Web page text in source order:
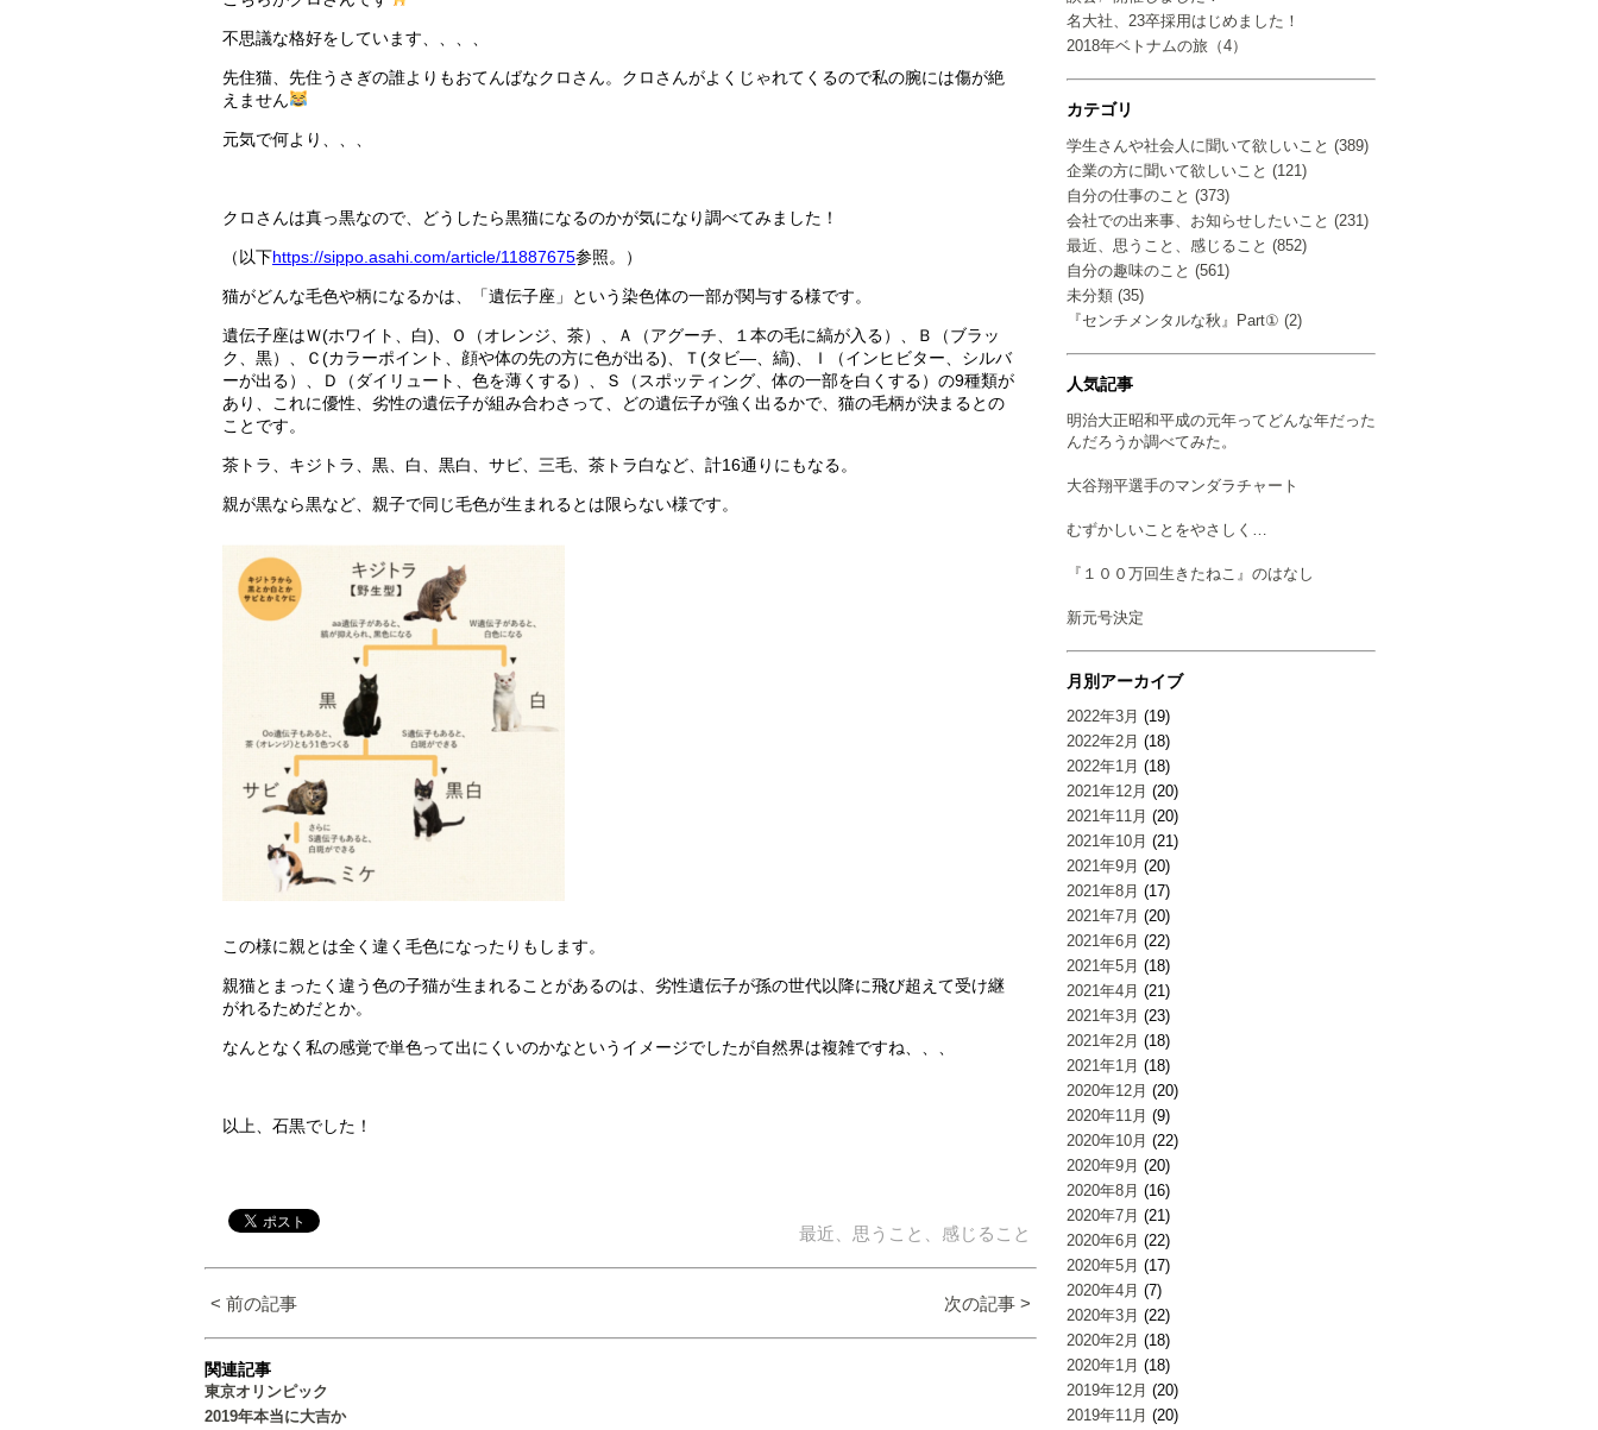
名大社、23卒採用はじめました！
2018年ベトナムの旅（4）
カテゴリ
学生さんや社会人に聞いて欲しいこと (389)
企業の方に聞いて欲しいこと (121)
自分の仕事のこと (373)
会社での出来事、お知らせしたいこと (231)
最近、思うこと、感じること (852)
自分の趣味のこと (561)
未分類 (35)
『センチメンタルな秋』Part① (2)
人気記事
明治大正昭和平成の元年ってどんな年だった
んだろうか調べてみた。
大谷翔平選手のマンダラチャート
むずかしいことをやさしく…
『１００万回生きたねこ』のはなし
新元号決定
月別アーカイブ
2022年3月 (19)
2022年2月 (18)
2022年1月 (18)
2021年12月 (20)
2021年11月 (20)
2021年10月 (21)
2021年9月 (20)
2021年8月 (17)
2021年7月 (20)
2021年6月 (22)
2021年5月 (18)
2021年4月 (21)
2021年3月 (23)
2021年2月 (18)
2021年1月 (18)
2020年12月 (20)
2020年11月 (9)
2020年10月 (22)
2020年9月 (20)
2020年8月 (16)
2020年7月 (21)
2020年6月 (22)
2020年5月 (17)
2020年4月 (7)
2020年3月 (22)
2020年2月 (18)
2020年1月 (18)
2019年12月 (20)
2019年11月 (20)
不思議な格好をしています、、、、
先住猫、先住うさぎの誰よりもおてんばなクロさん。クロさんがよくじゃれてくるので私の腕には傷が絶
えません
元気で何より、、、
クロさんは真っ黒なので、どうしたら黒猫になるのかが気になり調べてみました！
（以下https://sippo.asahi.com/article/11887675参照。）
猫がどんな毛色や柄になるかは、「遺伝子座」という染色体の一部が関与する様です。
遺伝子座はＷ(ホワイト、白)、Ｏ（オレンジ、茶）、Ａ（アグーチ、１本の毛に縞が入る）、Ｂ（ブラッ
ク、黒）、Ｃ(カラーポイント、顔や体の先の方に色が出る)、Ｔ(タビ―、縞)、Ｉ（インヒビター、シルバ
ーが出る）、Ｄ（ダイリュート、色を薄くする）、Ｓ（スポッティング、体の一部を白くする）の9種類が
あり、これに優性、劣性の遺伝子が組み合わさって、どの遺伝子が強く出るかで、猫の毛柄が決まるとの
ことです。
茶トラ、キジトラ、黒、白、黒白、サビ、三毛、茶トラ白など、計16通りにもなる。
親が黒なら黒など、親子で同じ毛色が生まれるとは限らない様です。
この様に親とは全く違く毛色になったりもします。
親猫とまったく違う色の子猫が生まれることがあるのは、劣性遺伝子が孫の世代以降に飛び超えて受け継
がれるためだとか。
なんとなく私の感覚で単色って出にくいのかなというイメージでしたが自然界は複雑ですね、、、
以上、石黒でした！
最近、思うこと、感じること
< 前の記事 次の記事 >
関連記事
東京オリンピック
2019年本当に大吉か